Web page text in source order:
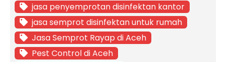
jasa penyemprotan disinfektan kantor
jasa semprot disinfektan untuk rumah
Jasa Semprot Rayap di Aceh
Pest Control di Aceh